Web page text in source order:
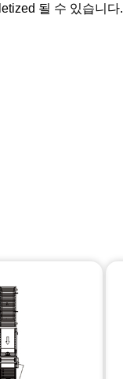
될 수 있습니다.